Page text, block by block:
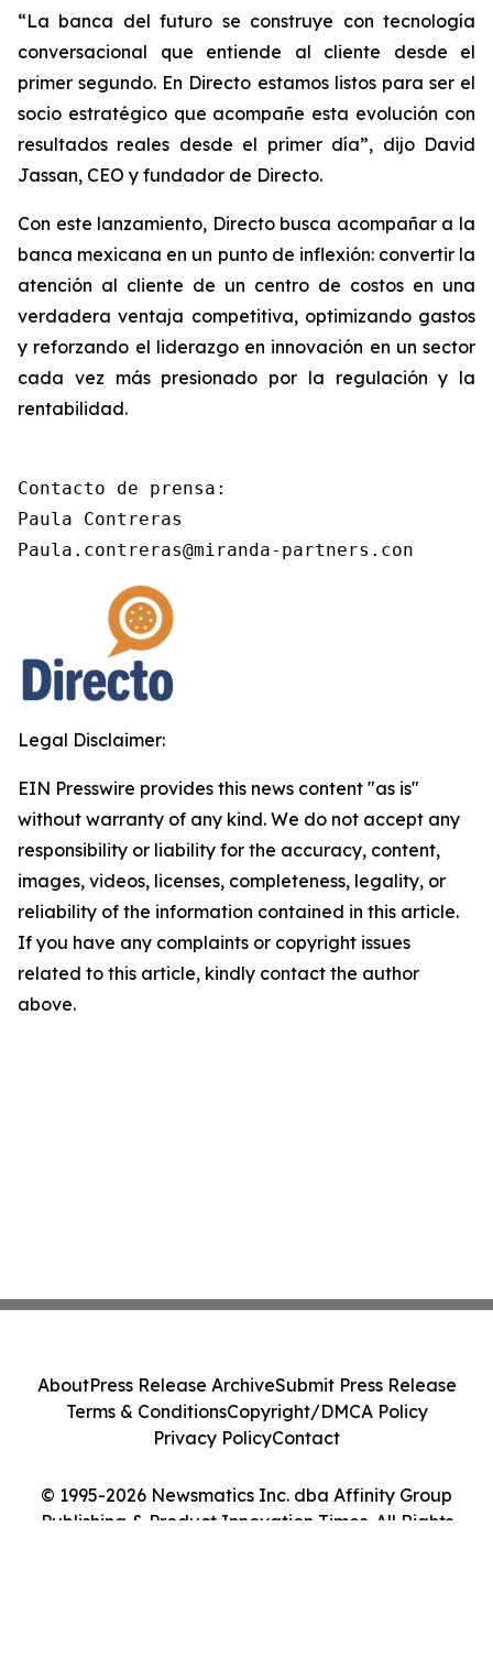
“La banca del futuro se construye con tecnología
conversacional que entiende al cliente desde el
primer segundo. En Directo estamos listos para ser el
socio estratégico que acompañe esta evolución con
resultados reales desde el primer día”, dijo David
Jassan, CEO y fundador de Directo.
Con este lanzamiento, Directo busca acompañar a la
banca mexicana en un punto de inflexión: convertir la
atención al cliente de un centro de costos en una
verdadera ventaja competitiva, optimizando gastos
y reforzando el liderazgo en innovación en un sector
cada vez más presionado por la regulación y la
rentabilidad.
Contacto de prensa:
Paula Contreras
Paula.contreras@miranda-partners.con
Legal Disclaimer:
EIN Presswire provides this news content "as is"
without warranty of any kind. We do not accept any
responsibility or liability for the accuracy, content,
images, videos, licenses, completeness, legality, or
reliability of the information contained in this article.
If you have any complaints or copyright issues
related to this article, kindly contact the author
above.
© 1995-2026 Newsmatics Inc. dba Affinity Group
Publishing & Product Innovation Times. All Rights
AboutPress Release ArchiveSubmit Press Release
Terms & ConditionsCopyright/DMCA Policy
Privacy PolicyContact